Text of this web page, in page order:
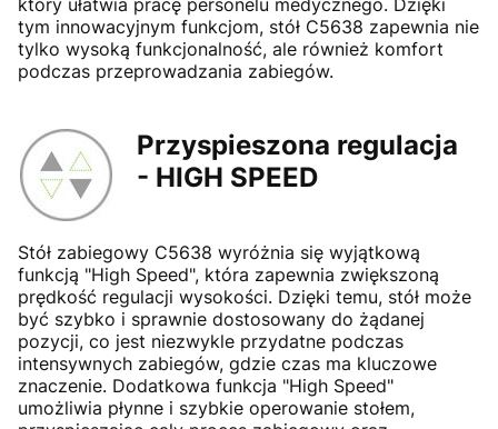
tym innowacyjnym funkcjom, stół C5638 zapewnia nie
tylko wysoką funkcjonalność, ale również komfort
podczas przeprowadzania zabiegów.
Przyspieszona regulacja
- HIGH SPEED
Stół zabiegowy C5638 wyróżnia się wyjątkową
funkcją "High Speed", która zapewnia zwiększoną
prędkość regulacji wysokości. Dzięki temu, stół może
być szybko i sprawnie dostosowany do żądanej
pozycji, co jest niezwykle przydatne podczas
intensywnych zabiegów, gdzie czas ma kluczowe
znaczenie. Dodatkowa funkcja "High Speed"
umożliwia płynne i szybkie operowanie stołem,